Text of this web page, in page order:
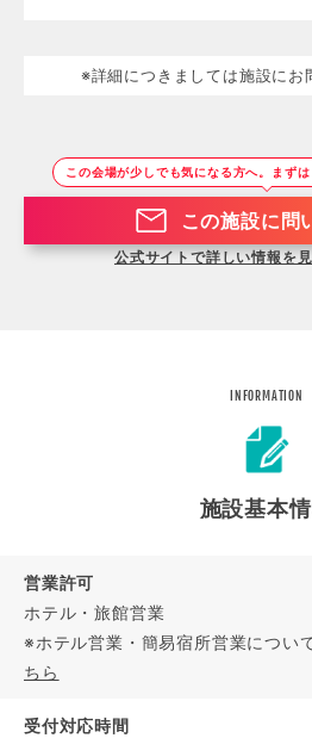
※詳細につきましては施設にお
この会場が少しでも気になる方へ。まず
この施設に問
公式サイトで詳しい情報を
INFORMATION
施設基本
営業許可
ホテル・旅館営業
※ホテル営業・簡易宿所営業につい
ちら
受付対応時間